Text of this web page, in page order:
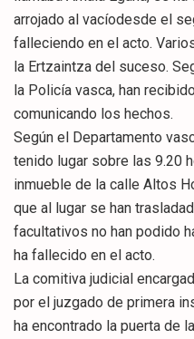
arrojado al vacíodesde el
falleciendo en el acto.
la Ertzaintza del suceso.
la Policía vasca, han
comunicando los hechos.
Según el Departamento
tenido lugar sobre las 9.20
inmueble de la calle Altos
que al lugar se han
facultativos no han podido
ha fallecido en el acto.
La comitiva judicial
por el juzgado de primera
ha encontrado la puerta de